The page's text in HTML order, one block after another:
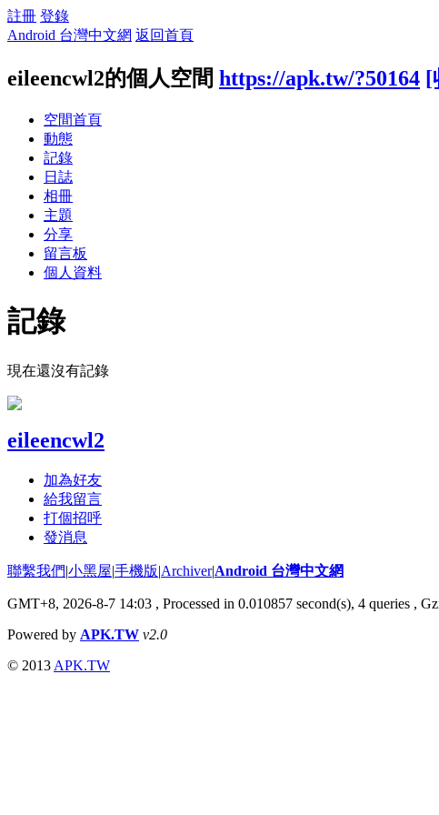
註冊 登錄
Android 台灣中文網 返回首頁
eileencwl2的個人空間 https://apk.tw/?50164 [
空間首頁
動態
記錄
日誌
相冊
主題
分享
留言板
個人資料
記錄
現在還沒有記錄
eileencwl2
加為好友
給我留言
打個招呼
發消息
聯繫我們|小黑屋|手機版|Archiver|Android 台灣中文網
GMT+8, 2026-8-7 14:03 , Processed in 0.010857 second(s), 4 queries ,
Powered by APK.TW v2.0
© 2013 APK.TW